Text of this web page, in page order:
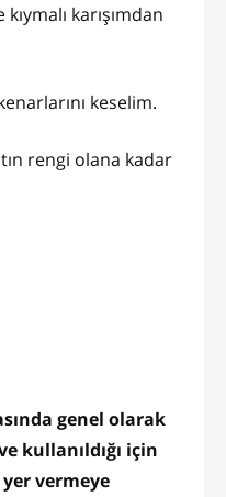
karışımdan
keselim.
rengi olana kadar
genel olarak
kullanıldığı için
vermeye